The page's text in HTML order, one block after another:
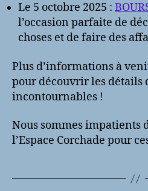
Le 5 octobre 2025 :
l’occasion parfaite de
choses et de faire des
Plus d’informations à
pour découvrir les détails
incontournables !
Nous sommes impatients
l’Espace Corchade pour